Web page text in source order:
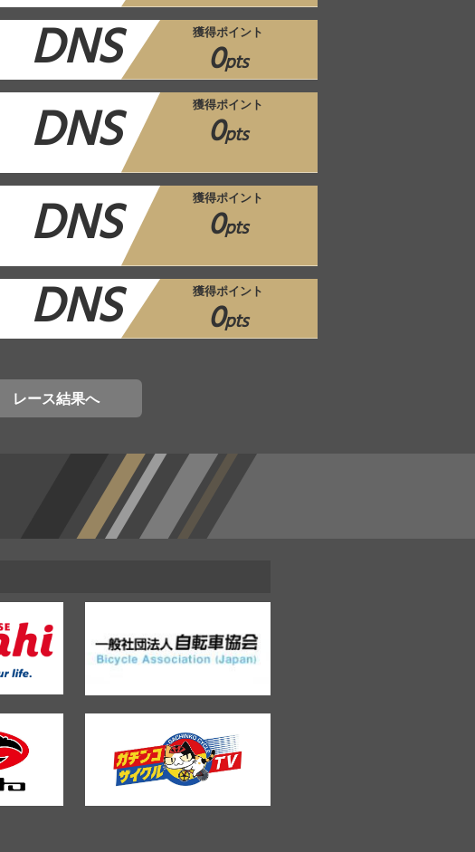
DNS 獲得ポイント
0pts
DNS 獲得ポイント
0pts
DNS 獲得ポイント
0pts
DNS 獲得ポイント
0pts
レース結果へ